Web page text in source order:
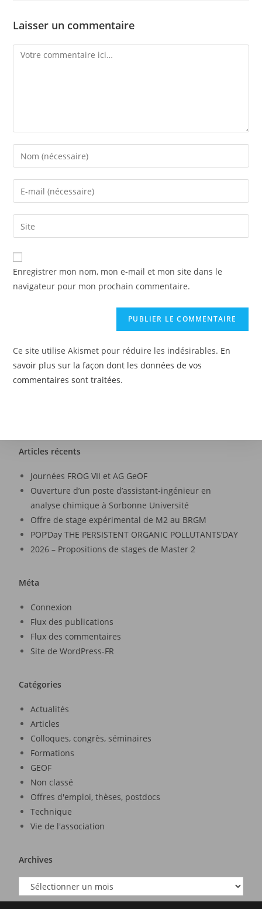
Laisser un commentaire
Enregistrer mon nom, mon e-mail et mon site dans le
navigateur pour mon prochain commentaire.
Ce site utilise Akismet pour réduire les indésirables. En
savoir plus sur la façon dont les données de vos
commentaires sont traitées.
Articles récents
Journées FROG VII et AG GeOF
Ouverture d’un poste d’assistant-ingénieur en
analyse chimique à Sorbonne Université
Offre de stage expérimental de M2 au BRGM
POP’Day THE PERSISTENT ORGANIC POLLUTANTS’DAY
2026 – Propositions de stages de Master 2
Méta
Connexion
Flux des publications
Flux des commentaires
Site de WordPress-FR
Catégories
Actualités
Articles
Colloques, congrès, séminaires
Formations
GEOF
Non classé
Offres d'emploi, thèses, postdocs
Technique
Vie de l'association
Archives